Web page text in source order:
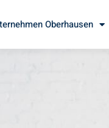
Oberhausen